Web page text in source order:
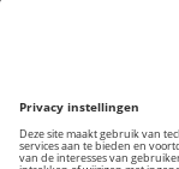
Overige